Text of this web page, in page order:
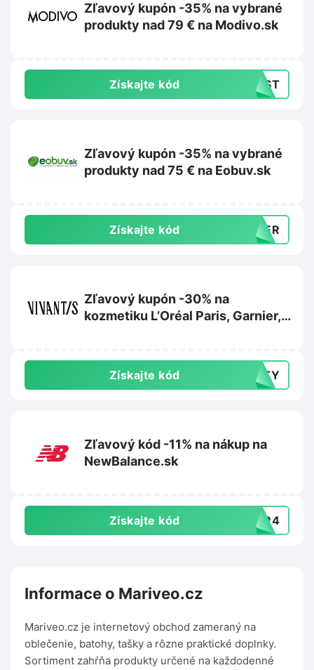
Zľavový kupón -35% na vybrané
produkty nad 79 € na Modivo.sk
Získajte kód LAST
Zľavový kupón -35% na vybrané
produkty nad 75 € na Eobuv.sk
Získajte kód MMER
Zľavový kupón -30% na
kozmetiku L’Oréal Paris, Garnier,
Získajte kód AUTY
Zľavový kód -11% na nákup na
NewBalance.sk
Získajte kód T3R4
Informace o Mariveo.cz
Mariveo.cz je internetový obchod zameraný na
oblečenie, batohy, tašky a rôzne praktické doplnky.
Sortiment zahŕňa produkty určené na každodenné